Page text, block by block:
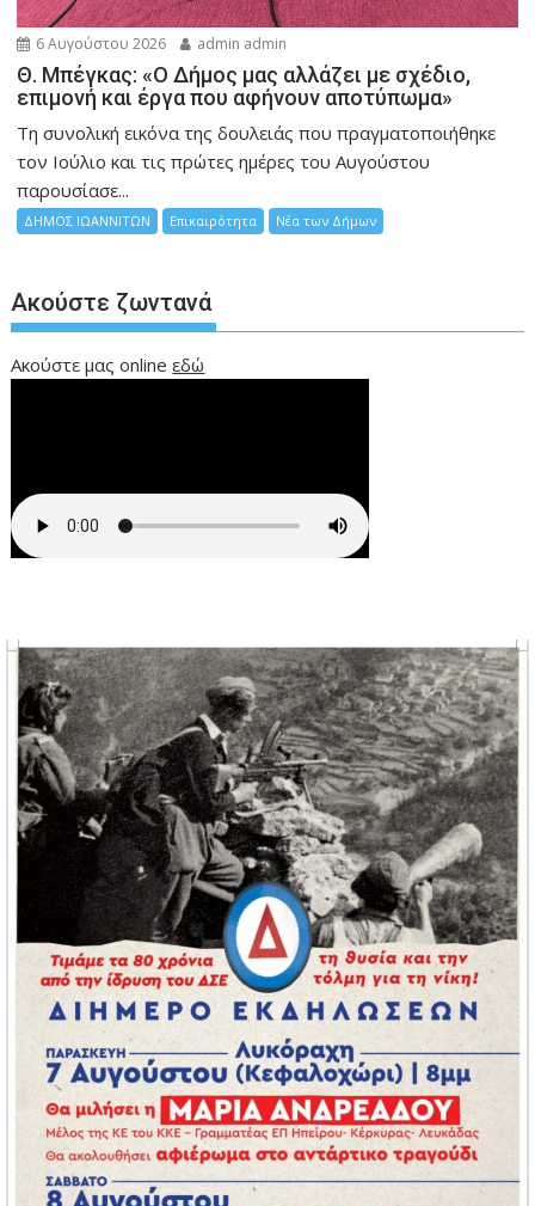
6 Αυγούστου 2026 admin admin
Θ. Μπέγκας: «Ο Δήμος μας αλλάζει με σχέδιο,
επιμονή και έργα που αφήνουν αποτύπωμα»
Τη συνολική εικόνα της δουλειάς που πραγματοποιήθηκε
τον Ιούλιο και τις πρώτες ημέρες του Αυγούστου
παρουσίασε...
ΔΗΜΟΣ ΙΩΑΝΝΙΤΩΝ Επικαιρότητα Νέα των Δήμων
Ακούστε ζωντανά
Ακούστε μας onlineεδώ